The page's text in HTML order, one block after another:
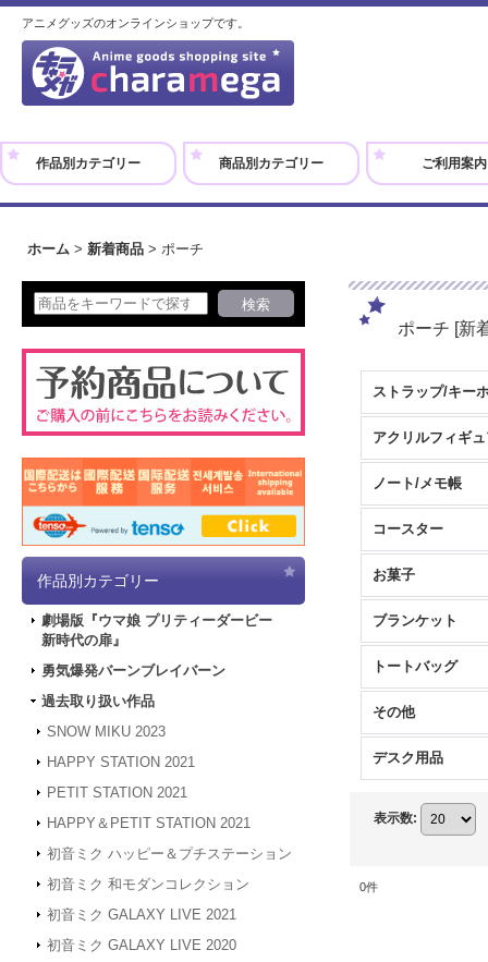
アニメグッズのオンラインショップです。
作品別カテゴリー 商品別カテゴリー ご利用案内
ホーム > 新着商品 > ポーチ
作品別カテゴリー
劇場版『ウマ娘 プリティーダービー
新時代の扉』
勇気爆発バーンブレイバーン
過去取り扱い作品
SNOW MIKU 2023
HAPPY STATION 2021
PETIT STATION 2021
HAPPY＆PETIT STATION 2021
初音ミク ハッピー＆プチステーション
初音ミク 和モダンコレクション
初音ミク GALAXY LIVE 2021
初音ミク GALAXY LIVE 2020
ポーチ [新
ストラップ/キー
ノート/メモ帳
コースター
お菓子
ブランケット
トートバッグ
その他
デスク用品
表示数:
0件